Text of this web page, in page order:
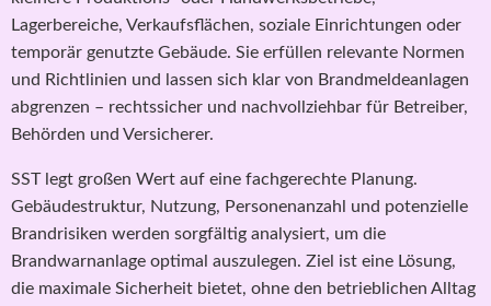
Lagerbereiche, Verkaufsflächen, soziale Einrichtungen oder
temporär genutzte Gebäude. Sie erfüllen relevante Normen
und Richtlinien und lassen sich klar von Brandmeldeanlagen
abgrenzen – rechtssicher und nachvollziehbar für Betreiber,
Behörden und Versicherer.
SST legt großen Wert auf eine fachgerechte Planung.
Gebäudestruktur, Nutzung, Personenanzahl und potenzielle
Brandrisiken werden sorgfältig analysiert, um die
Brandwarnanlage optimal auszulegen. Ziel ist eine Lösung,
die maximale Sicherheit bietet, ohne den betrieblichen Alltag